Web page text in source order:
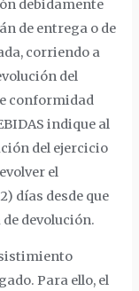
debidamente
de entrega o de
corriendo a
del
conformidad
indique al
del ejercicio
el
días desde que
de devolución.
Para ello, el